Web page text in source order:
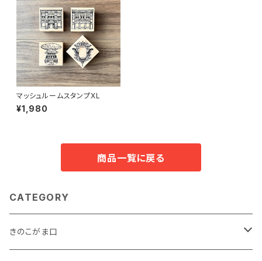
マッシュルームスタンプXL
¥1,980
商品一覧に戻る
CATEGORY
きのこがま口